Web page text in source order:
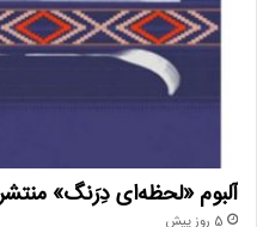
آلبوم «لحظه‌ای دِرَنگ»
5 روز پیش